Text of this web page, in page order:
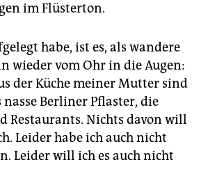
im Flüsterton.
habe, ist es, als wandere
wieder vom Ohr in die Augen:
der Küche meiner Mutter sind
nasse Berliner Pflaster, die
Restaurants. Nichts davon will
Leider habe ich auch nicht
Leider will ich es auch nicht